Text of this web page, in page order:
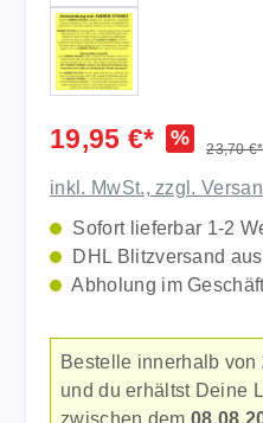
19,95 €* % 23,70 €*
inkl. MwSt., zzgl.
Sofort lieferbar 1-2
DHL Blitzversand
Abholung im
Bestelle innerhalb von
und du erhältst Deine
zwischen dem